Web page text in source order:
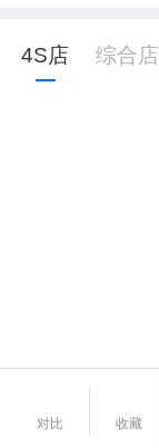
4S店 综合店
对比 收藏